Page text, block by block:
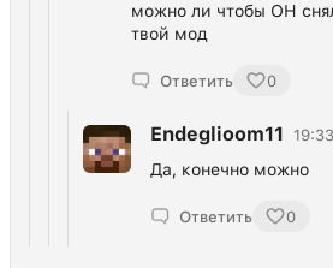
можно ли чтобы ОН
твой мод
Ответить 0
Endeglioom11
Да, конечно можно
Ответить 0